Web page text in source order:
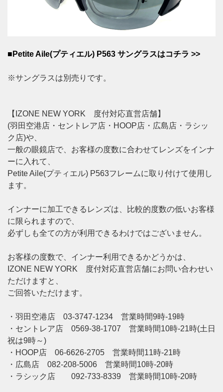
■Petite Aile(プティエル) P563 サングラスはコチラ >>
※サングラスは別売りです。
【IZONE NEW YORK 度付対応直営店舗】
(羽田空港店・セントレア店・HOOP店・広島店・ラシッ
ク店)や、
一般の眼鏡店で、お客様の度数に合わせてレンズをインナ
ーに入れて、
Petite Aile(プティエル) P563フレームに取り付けて使用し
ます。
インナーに加工できるレンズは、比較的度数の低いお客様
に限られますので、
必ずしも全ての方が利用できるわけではございません。
お客様の度数で、インナー利用できるかどうかは、
IZONE NEW YORK 度付対応直営店舗にお問い合わせい
ただけますと、
ご回答いただけます。
・羽田空港店 03-3747-1234 営業時間9時-19時
・セントレア店 0569-38-1707 営業時間10時-21時(土日
祝は9時～)
・HOOP店 06-6626-2705 営業時間11時-21時
・広島店 082-208-5006 営業時間10時-20時
・ラシック店 092-733-8339 営業時間10時-20時